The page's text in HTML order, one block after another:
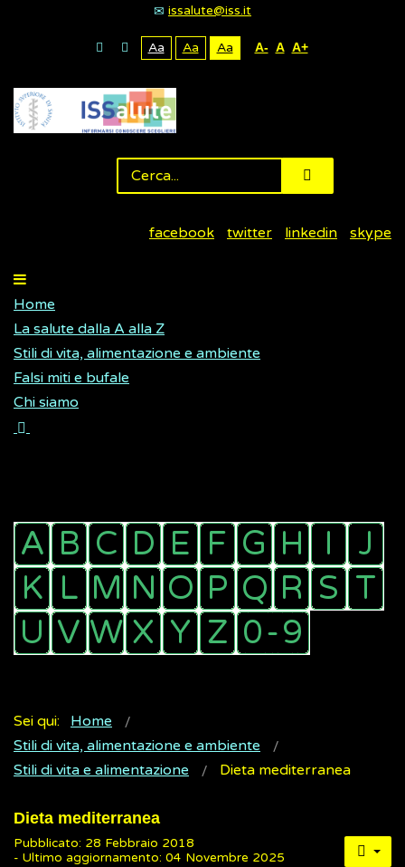
issalute@iss.it
Aa Aa Aa A- A A+
facebook twitter linkedin skype
Home
La salute dalla A alla Z
Stili di vita, alimentazione e ambiente
Falsi miti e bufale
Chi siamo
Sei qui:
Home
Stili di vita, alimentazione e ambiente
Stili di vita e alimentazione
Dieta mediterranea
Dieta mediterranea
Pubblicato: 28 Febbraio 2018
- Ultimo aggiornamento: 04 Novembre 2025